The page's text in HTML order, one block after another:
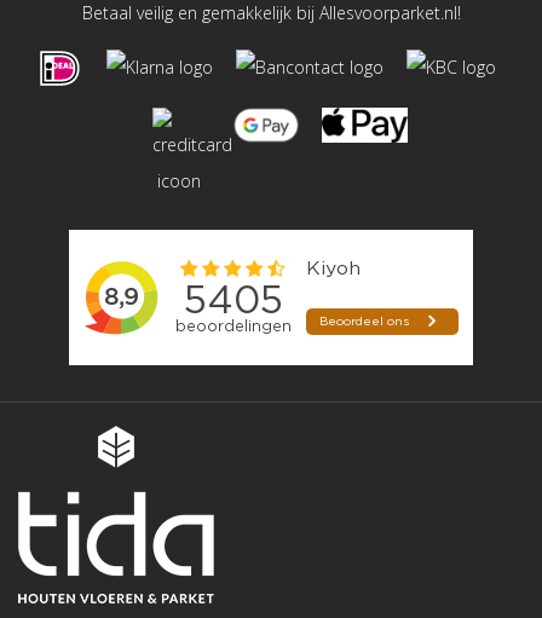
Betaal veilig en gemakkelijk bij Allesvoorparket.nl!